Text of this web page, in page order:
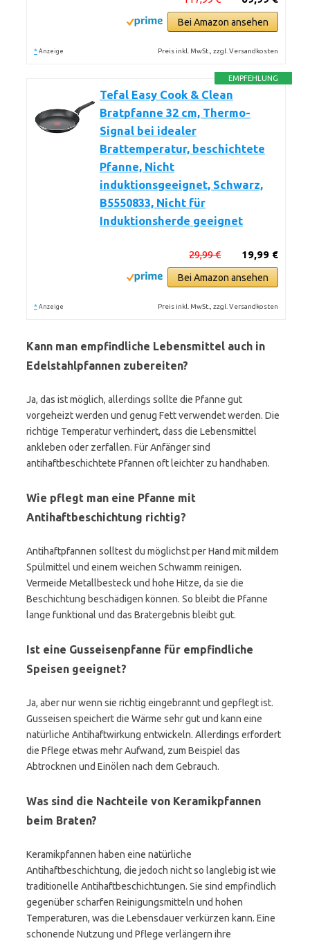
Bei Amazon ansehen
* Anzeige Preis inkl. MwSt., zzgl. Versandkosten
EMPFEHLUNG
Tefal Easy Cook & Clean
Bratpfanne 32 cm, Thermo-
Signal bei idealer
Brattemperatur, beschichtete
Pfanne, Nicht
induktionsgeeignet, Schwarz,
B5550833, Nicht für
Induktionsherde geeignet
19,99 €
29,99 €
Bei Amazon ansehen
* Anzeige Preis inkl. MwSt., zzgl. Versandkosten
Kann man empfindliche Lebensmittel auch in
Edelstahlpfannen zubereiten?
Ja, das ist möglich, allerdings sollte die Pfanne gut
vorgeheizt werden und genug Fett verwendet werden. Die
richtige Temperatur verhindert, dass die Lebensmittel
ankleben oder zerfallen. Für Anfänger sind
antihaftbeschichtete Pfannen oft leichter zu handhaben.
Wie pflegt man eine Pfanne mit
Antihaftbeschichtung richtig?
Antihaftpfannen solltest du möglichst per Hand mit mildem
Spülmittel und einem weichen Schwamm reinigen.
Vermeide Metallbesteck und hohe Hitze, da sie die
Beschichtung beschädigen können. So bleibt die Pfanne
lange funktional und das Bratergebnis bleibt gut.
Ist eine Gusseisenpfanne für empfindliche
Speisen geeignet?
Ja, aber nur wenn sie richtig eingebrannt und gepflegt ist.
Gusseisen speichert die Wärme sehr gut und kann eine
natürliche Antihaftwirkung entwickeln. Allerdings erfordert
die Pflege etwas mehr Aufwand, zum Beispiel das
Abtrocknen und Einölen nach dem Gebrauch.
Was sind die Nachteile von Keramikpfannen
beim Braten?
Keramikpfannen haben eine natürliche
Antihaftbeschichtung, die jedoch nicht so langlebig ist wie
traditionelle Antihaftbeschichtungen. Sie sind empfindlich
gegenüber scharfen Reinigungsmitteln und hohen
Temperaturen, was die Lebensdauer verkürzen kann. Eine
schonende Nutzung und Pflege verlängern ihre